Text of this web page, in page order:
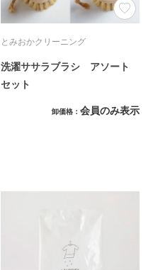
とみおかクリーニング
洗濯ササラブラシ アソート
セット
卸価格 会員のみ表示